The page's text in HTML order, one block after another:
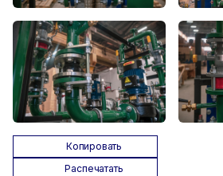
Копировать
Распечатать